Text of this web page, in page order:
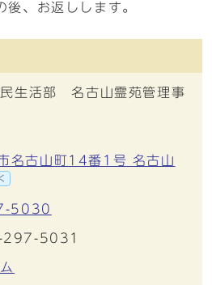
後、お返しします。
生活部 名古山霊苑管理事
名古山町14番1号 名古山
5030
297-5031